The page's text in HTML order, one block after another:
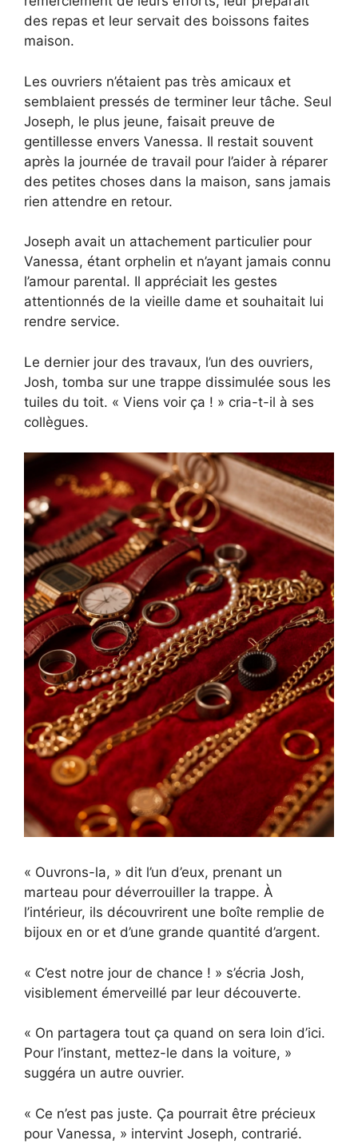
des repas et leur servait des boissons faites
maison.
Les ouvriers n’étaient pas très amicaux et
semblaient pressés de terminer leur tâche. Seul
Joseph, le plus jeune, faisait preuve de
gentillesse envers Vanessa. Il restait souvent
après la journée de travail pour l’aider à réparer
des petites choses dans la maison, sans jamais
rien attendre en retour.
Joseph avait un attachement particulier pour
Vanessa, étant orphelin et n’ayant jamais connu
l’amour parental. Il appréciait les gestes
attentionnés de la vieille dame et souhaitait lui
rendre service.
Le dernier jour des travaux, l’un des ouvriers,
Josh, tomba sur une trappe dissimulée sous les
tuiles du toit. « Viens voir ça ! » cria-t-il à ses
collègues.
« Ouvrons-la, » dit l’un d’eux, prenant un
marteau pour déverrouiller la trappe. À
l’intérieur, ils découvrirent une boîte remplie de
bijoux en or et d’une grande quantité d’argent.
« C’est notre jour de chance ! » s’écria Josh,
visiblement émerveillé par leur découverte.
« On partagera tout ça quand on sera loin d’ici.
Pour l’instant, mettez-le dans la voiture, »
suggéra un autre ouvrier.
« Ce n’est pas juste. Ça pourrait être précieux
pour Vanessa, » intervint Joseph, contrarié.